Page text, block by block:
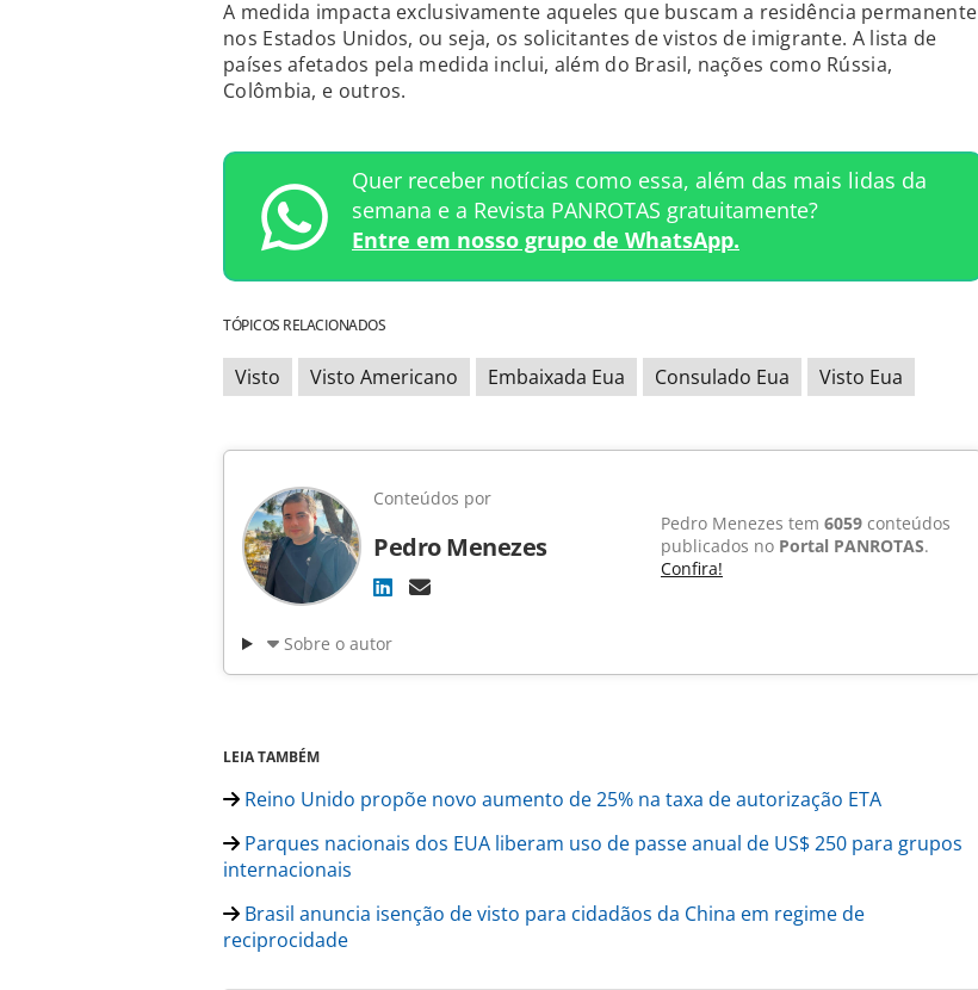
A medida impacta exclusivamente aqueles que buscam a residência permanente
nos Estados Unidos, ou seja, os solicitantes de vistos de imigrante. A lista de
países afetados pela medida inclui, além do Brasil, nações como Rússia,
Colômbia, e outros.
Quer receber notícias como essa, além das mais lidas da
semana e a Revista PANROTAS gratuitamente?
Entre em nosso grupo de WhatsApp.
TÓPICOS RELACIONADOS
Visto Visto Americano Embaixada Eua Consulado Eua Visto Eua
Conteúdos por
Pedro Menezes
Pedro Menezes tem 6059 conteúdos
publicados no Portal PANROTAS.
Confira!
Sobre o autor
LEIA TAMBÉM
Reino Unido propõe novo aumento de 25% na taxa de autorização ETA
Parques nacionais dos EUA liberam uso de passe anual de US$ 250 para grupos
internacionais
Brasil anuncia isenção de visto para cidadãos da China em regime de
reciprocidade